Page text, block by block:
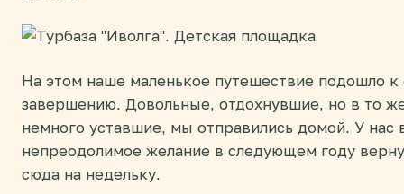
На этом наше маленькое путешествие подошло к
завершению. Довольные, отдохнувшие, но в то
немного уставшие, мы отправились домой. У нас
непреодолимое желание в следующем году
сюда на недельку.